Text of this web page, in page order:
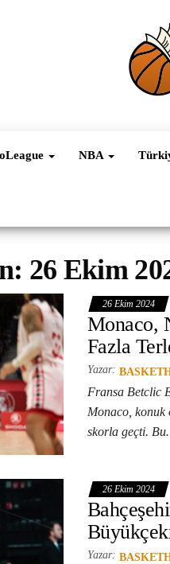
NBA
26 Ekim
26 Ekim 2024
Monaco,
Fazla
Yazar:
Fransa Betclic
Monaco,
skorla geçti.
26 Ekim 2024
Yazar: